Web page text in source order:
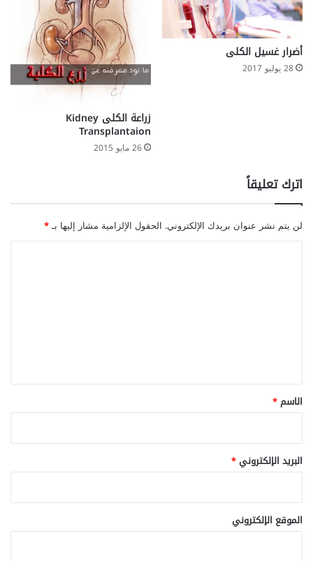
أضرار غسيل الكلى
28 يوليو 2017
زراعة الكلى Kidney
Transplantaion
26 مايو 2015
اترك تعليقاً
لن يتم نشر عنوان بريدك الإلكتروني. الحقول الإلزامية مشار إليها بـ*
*
الاسم*
البريد الإلكتروني*
الموقع الإلكتروني